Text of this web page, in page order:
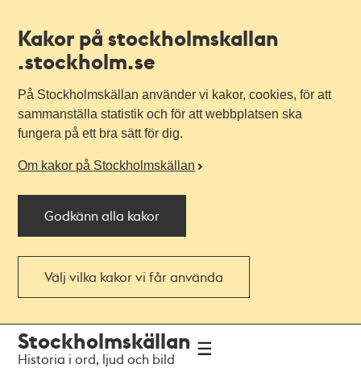
Kakor på stockholmskallan
.stockholm.se
På Stockholmskällan använder vi kakor, cookies, för att
sammanställa statistik och för att webbplatsen ska
fungera på ett bra sätt för dig.
Om kakor på Stockholmskällan
Godkänn alla kakor
Välj vilka kakor vi får använda
navigationen
huvudinnehållet
Stockholmskällan
Historia i ord, ljud och bild